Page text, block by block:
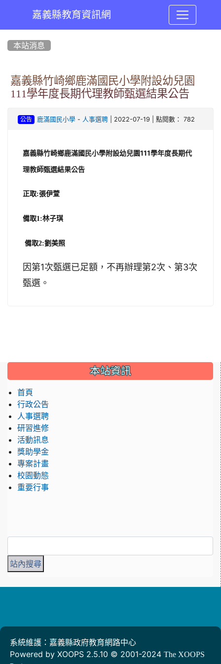
嘉義縣教育資訊網
本站消息
嘉義縣竹崎鄉鹿滿國民小學附設幼兒園
111學年度長期代理教師甄選結果公告
公告 鹿滿國民小學- 人事選聘| 2022-07-19 | 點閱數： 782
嘉義縣竹崎鄉鹿滿國民小學附設幼兒園111學年度長期代
理教師甄選結果公告
正取:張伊萱
備取1:林子琪
備取2:劉美照
因第1次甄選已足額，不再辦理第2次、第3次
甄選。
::: 本站資訊
首頁
行政公告
人事選聘
研習進修
活動訊息
獎助學金
專案計畫
校園動態
重要行事
系統維護：嘉義縣政府教育網路中心
Powered by XOOPS 2.5.10 © 2001-2024 The XOOPS